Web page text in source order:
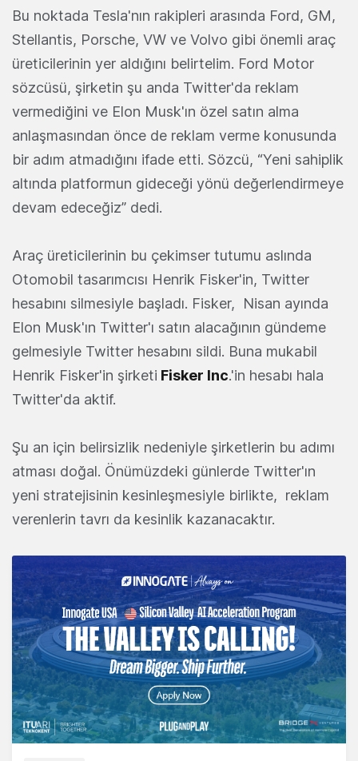
Bu noktada Tesla'nın rakipleri arasında Ford, GM,
Stellantis, Porsche, VW ve Volvo gibi önemli araç
üreticilerinin yer aldığını belirtelim. Ford Motor
sözcüsü, şirketin şu anda Twitter'da reklam
vermediğini ve Elon Musk'ın özel satın alma
anlaşmasından önce de reklam verme konusunda
bir adım atmadığını ifade etti. Sözcü, “Yeni sahiplik
altında platformun gideceği yönü değerlendirmeye
devam edeceğiz” dedi.
Araç üreticilerinin bu çekimser tutumu aslında
Otomobil tasarımcısı Henrik Fisker'in, Twitter
hesabını silmesiyle başladı. Fisker, Nisan ayında
Elon Musk'ın Twitter'ı satın alacağının gündeme
gelmesiyle Twitter hesabını sildi. Buna mukabil
Henrik Fisker'in şirketi Fisker Inc.'in hesabı hala
Twitter'da aktif.
Şu an için belirsizlik nedeniyle şirketlerin bu adımı
atması doğal. Önümüzdeki günlerde Twitter'ın
yeni stratejisinin kesinleşmesiyle birlikte, reklam
verenlerin tavrı da kesinlik kazanacaktır.